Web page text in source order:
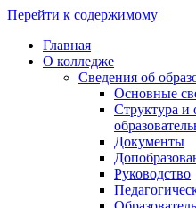
Перейти к содержимому
Главная
О колледже
Сведения об
Основные
Структура и
Документы
Руководство